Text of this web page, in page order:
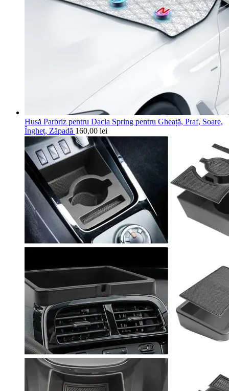
Husă Parbriz pentru Dacia Spring pentru Gheață, Praf, Soare,
Îngheț, Zăpadă 160,00 lei